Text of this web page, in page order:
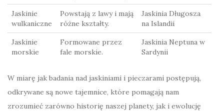
Jaskinie
wulkaniczne
Powstają z lawy i mają
różne kształty.
Jaskinia Długosza
na Islandii
Jaskinie
morskie
Formowane przez
fale morskie.
Jaskinia Neptuna w
Sardynii
W miarę jak badania nad jaskiniami i pieczarami postępują,
odkrywane są nowe tajemnice, które pomagają nam
zrozumieć zarówno historię naszej planety, jak i ewolucję